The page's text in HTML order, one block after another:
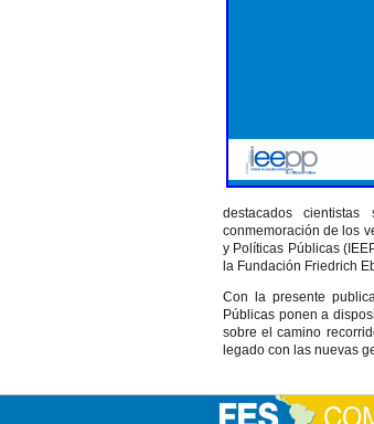
destacados
conmemoración de los
y Políticas Públicas
la Fundación Friedrich
Con la presente
Públicas ponen a
sobre el camino
legado con las nuevas